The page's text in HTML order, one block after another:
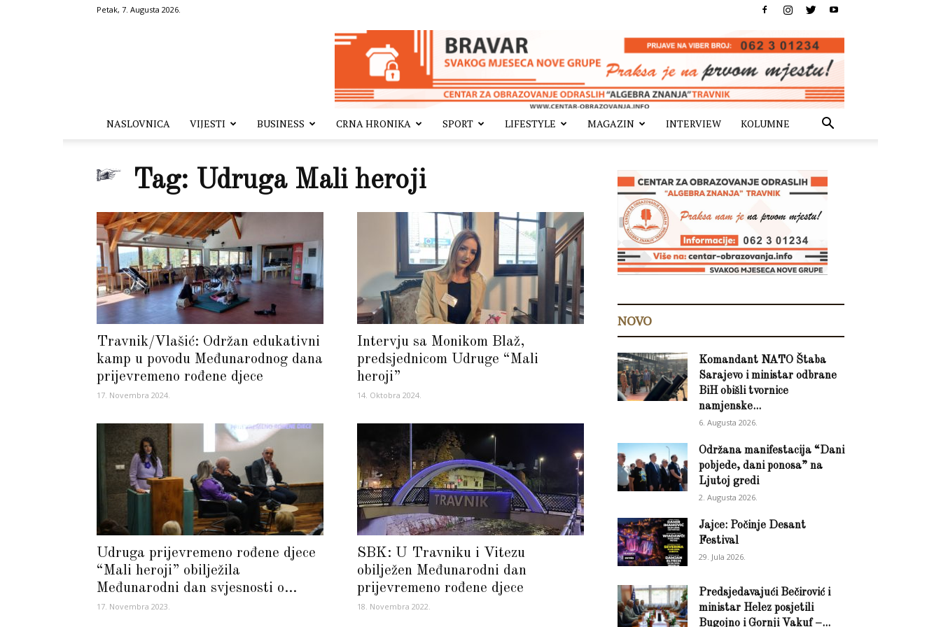
Petak, 7. Augusta 2026.
NASLOVNICA VIJESTI BUSINESS CRNA HRONIKA SPORT LIFESTYLE MAGAZIN INTERVIEW KOLUMNE
Tag: Udruga Mali heroji
Travnik/Vlašić: Održan edukativni
kamp u povodu Međunarodnog dana
prijevremeno rođene djece
17. Novembra 2024.
Intervju sa Monikom Blaž,
predsjednicom Udruge “Mali
heroji”
14. Oktobra 2024.
Udruga prijevremeno rođene djece
“Mali heroji” obilježila
Međunarodni dan svjesnosti o...
17. Novembra 2023.
SBK: U Travniku i Vitezu
obilježen Međunarodni dan
prijevremeno rođene djece
18. Novembra 2022.
NOVO
Komandant NATO Štaba
Sarajevo i ministar odbrane
BiH obišli tvornice
namjenske...
6. Augusta 2026.
Održana manifestacija “Dani
pobjede, dani ponosa” na
Ljutoj gredi
2. Augusta 2026.
Jajce: Počinje Desant
Festival
29. Jula 2026.
Predsjedavajući Bečirović i
ministar Helez posjetili
Bugojno i Gornji Vakuf –...